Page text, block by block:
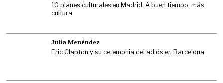
10 planes culturales en Madrid: A buen tiempo, más
cultura
Julia Menéndez
Eric Clapton y su ceremonia del adiós en Barcelona